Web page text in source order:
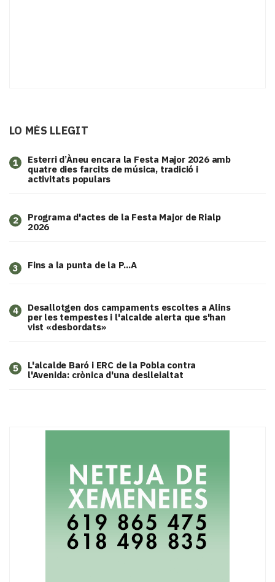
LO MÉS LLEGIT
1
Esterri d’Àneu encara la Festa Major 2026 amb
quatre dies farcits de música, tradició i
activitats populars
2
Programa d'actes de la Festa Major de Rialp
2026
3 Fins a la punta de la P...A
4
​Desallotgen dos campaments escoltes a Alins
per les tempestes i l'alcalde alerta que s'han
vist «desbordats»
5
L'alcalde Baró i ERC de la Pobla contra
l'Avenida: crònica d'una deslleialtat